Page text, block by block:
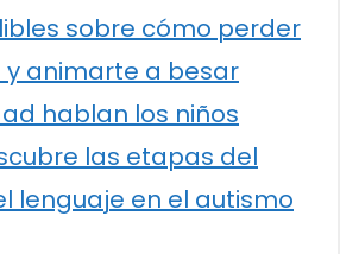
sobre cómo perder
y animarte a besar
hablan los niños
las etapas del
lenguaje en el autismo